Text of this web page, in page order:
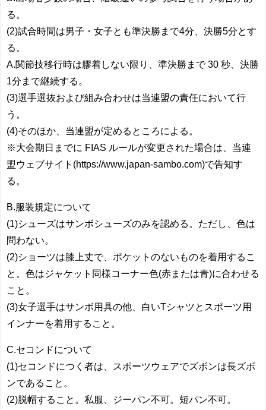
る。
(2)試合時間は男子・女子とも準決勝まで4分、決勝5分とす
る。
A.関節技移行時は膠着しない限り、準決勝まで 30 秒、決勝
1分まで継続する。
(3)選手選抜および組み合わせは当連盟の責任において行
う。
(4)そのほか、当連盟が定めるところによる。
※大会期日までに FIAS ルールが変更された場合は、当連
盟ウェブサイト(https://www.japan-sambo.com)で告知す
る。
B.服装規定について
(1)シューズはサンボシューズのみを認める。ただし、色は
問わない。
(2)ショーツは膝上丈で、ポケットのないものを着用するこ
と。色はジャケット同様コーナー色(赤または青)に合わせる
こと。
(3)女子選手はサンボ用具の他、白いTシャツとスポーツ用
インナーを着用すること。
C.セコンドについて
(1)セコンドにつく者は、スポーツウェアでズボンは長ズボ
ンであること。
(2)脱帽すること。私服、ジーパン不可。短パン不可。